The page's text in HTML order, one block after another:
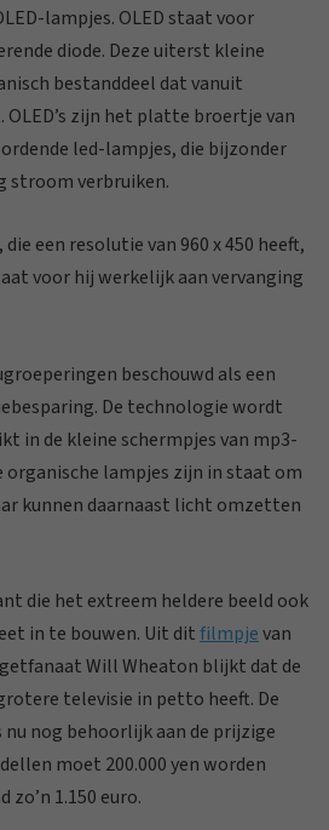
lampjes. OLED staat voor
diode. Deze uiterst kleine
bestanddeel dat vanuit
zijn het platte broertje van
led-lampjes, die bijzonder
stroom verbruiken.
, die een resolutie van 960 x 450 heeft,
voor hij werkelijk aan vervanging
beschouwd als een
De technologie wordt
in de kleine schermpjes van mp3-
organische lampjes zijn in staat om
kunnen daarnaast licht omzetten
die het extreem heldere beeld ook
in te bouwen. Uit ditfilmpjevan
Will Wheaton blijkt dat de
televisie in petto heeft. De
nu nog behoorlijk aan de prijzige
moet 200.000 yen worden
1.150 euro.